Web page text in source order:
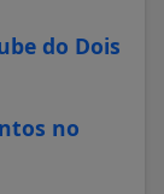
do Dois
no